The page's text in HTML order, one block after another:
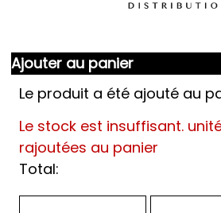
Ajouter au panier
Le produit a été ajouté au
Le stock est insuffisant.
rajoutées au panier
Total: